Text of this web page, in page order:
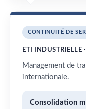
CONTINUITÉ DE
ETI INDUSTRIELLE
Management de
internationale.
Consolidation